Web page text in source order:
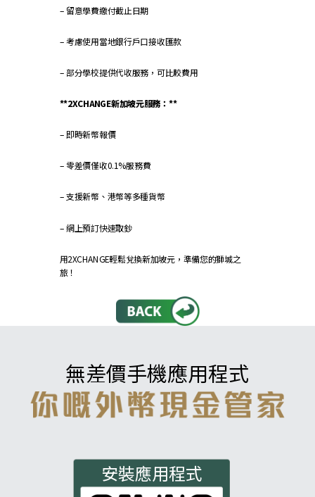
– 留意學費繳付截止日期
– 考慮使用當地銀行戶口接收匯款
– 部分學校提供代收服務，可比較費用
**2XCHANGE新加坡元服務：**
– 即時新幣報價
– 零差價僅收0.1%服務費
– 支援新幣、港幣等多種貨幣
– 網上預訂快速取鈔
用2XCHANGE輕鬆兌換新加坡元，準備您的獅城之
旅！
無差價手機應用程式
安裝應用程式